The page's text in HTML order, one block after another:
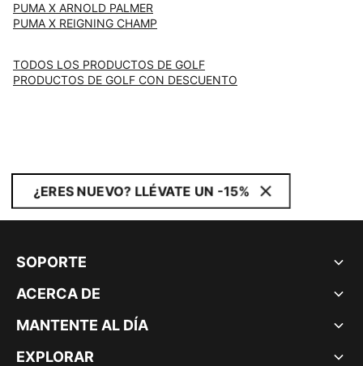
PUMA X ARNOLD PALMER
PUMA X REIGNING CHAMP
TODOS LOS PRODUCTOS DE GOLF
PRODUCTOS DE GOLF CON DESCUENTO
¿ERES NUEVO? LLÉVATE UN -15%
SOPORTE
ACERCA DE
MANTENTE AL DÍA
EXPLORAR